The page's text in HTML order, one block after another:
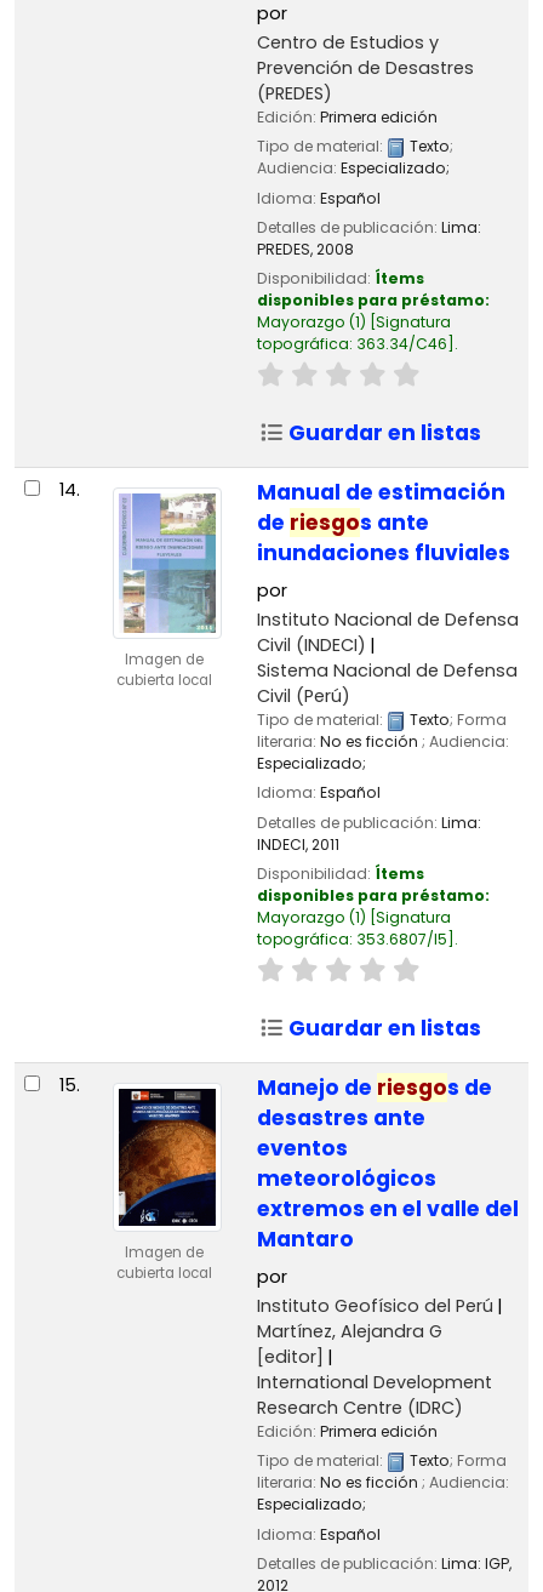
por
Centro de Estudios y
Prevención de Desastres
(PREDES)
Edición: Primera edición
Tipo de material:
Texto;
Audiencia: Especializado;
Idioma: Español
Detalles de publicación: Lima:
PREDES,2008
Disponibilidad: Ítems
disponibles para préstamo:
Mayorazgo (1) Signatura
topográfica: 363.34/C46 .
Guardar en listas
14.
Imagen de
cubierta local
Manual de estimación
de riesgos ante
inundaciones fluviales
por
Instituto Nacional de Defensa
Civil (INDECI)
Sistema Nacional de Defensa
Civil (Perú)
Tipo de material: Texto; Forma
literaria: No es ficción ; Audiencia:
Especializado;
Idioma: Español
Detalles de publicación: Lima:
INDECI,2011
Disponibilidad: Ítems
disponibles para préstamo:
Mayorazgo (1) Signatura
topográfica: 353.6807/I5 .
Guardar en listas
15.
Imagen de
cubierta local
Manejo de riesgos de
desastres ante
eventos
meteorológicos
extremos en el valle del
Mantaro
por
Instituto Geofísico del Perú
Martínez, Alejandra G
[editor]
International Development
Research Centre (IDRC)
Edición: Primera edición
Tipo de material:
Texto; Forma
literaria: No es ficción ; Audiencia:
Especializado;
Idioma: Español
Detalles de publicación: Lima: IGP,
2012